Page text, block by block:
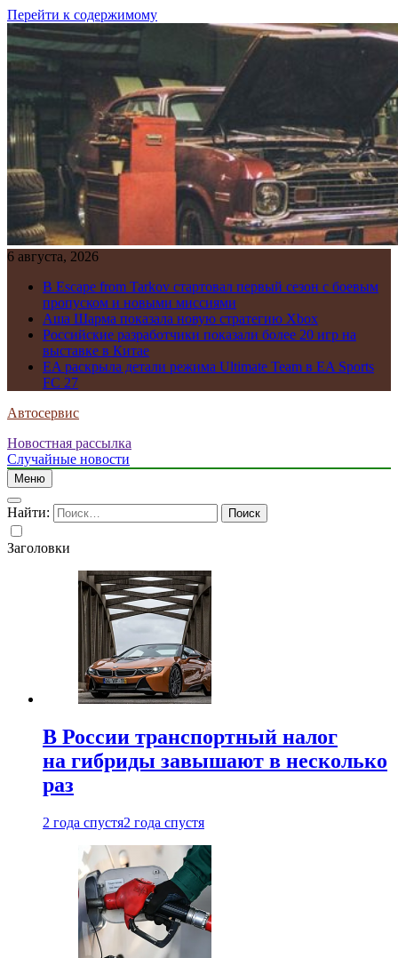
Перейти к содержимому
6 августа, 2026
В Escape from Tarkov стартовал первый сезон с боевым
пропуском и новыми миссиями
Аша Шарма показала новую стратегию Xbox
Российские разработчики показали более 20 игр на
выставке в Китае
EA раскрыла детали режима Ultimate Team в EA Sports
FC 27
Автосервис
Новостная рассылка
Случайные новости
Меню
Найти:
Заголовки
В России транспортный налог
на гибриды завышают в несколько
раз
2 года спустя2 года спустя